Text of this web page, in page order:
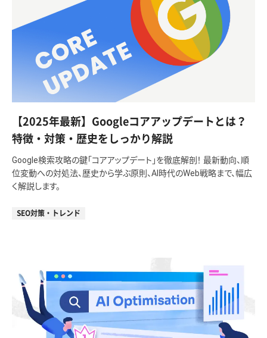
【2025年最新】Googleコアアップデートとは？
特徴・対策・歴史をしっかり解説
Google検索攻略の鍵「コアアップデート」を徹底解剖！ 最新動向、順
位変動への対処法、歴史から学ぶ原則、AI時代のWeb戦略まで、幅広
く解説します。
SEO対策・トレンド